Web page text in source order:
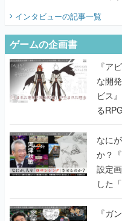
インタビューの記事一覧
ゲームの企画書
『ア
な開
ビス
る
書】
なに
か？
設定
した
書】
『ガ